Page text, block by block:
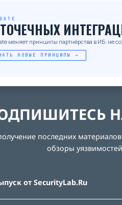
меняет принципы партнёрства в ИБ: не
НОВЫЕ ПРИНЦИПЫ →
последних
обзоры
от SecurityLab.Ru